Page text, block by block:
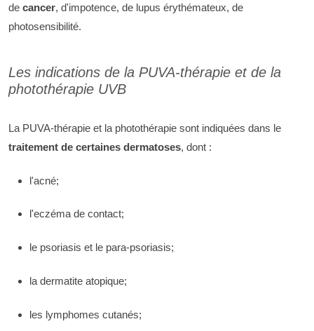
de cancer, d'impotence, de lupus érythémateux, de
photosensibilité.
Les indications de la PUVA-thérapie et de la
photothérapie UVB
La PUVA-thérapie et la photothérapie sont indiquées dans le
traitement de certaines dermatoses, dont :
l'acné;
l'eczéma de contact;
le psoriasis et le para-psoriasis;
la dermatite atopique;
les lymphomes cutanés;